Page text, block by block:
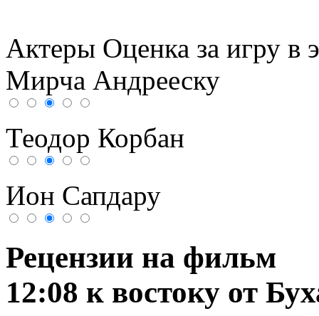
Актеры Оценка за игру в
Мирча Андрееску
Теодор Корбан
Ион Сапдару
Рецензии на фильм
12:08 к востоку от